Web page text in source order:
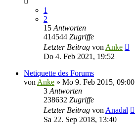
1
2
15 Antworten
414544 Zugriffe
Letzter Beitrag von Anke
Do 4. Feb 2021, 19:52
Netiquette des Forums
von Anke » Mo 9. Feb 2015, 09:00
3 Antworten
238632 Zugriffe
Letzter Beitrag von Anadal
Sa 22. Sep 2018, 13:40